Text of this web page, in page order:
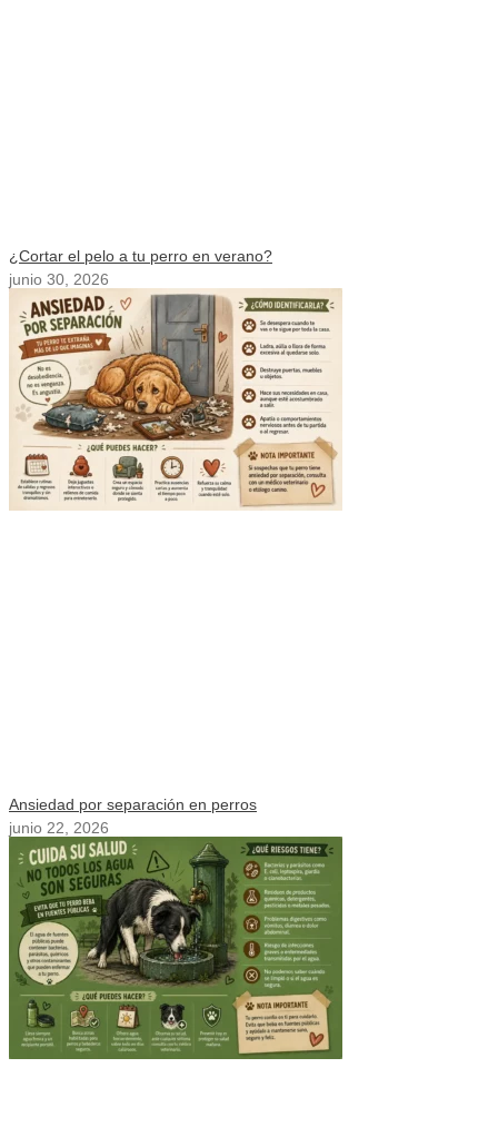
¿Cortar el pelo a tu perro en verano?
junio 30, 2026
Ansiedad por separación en perros
junio 22, 2026